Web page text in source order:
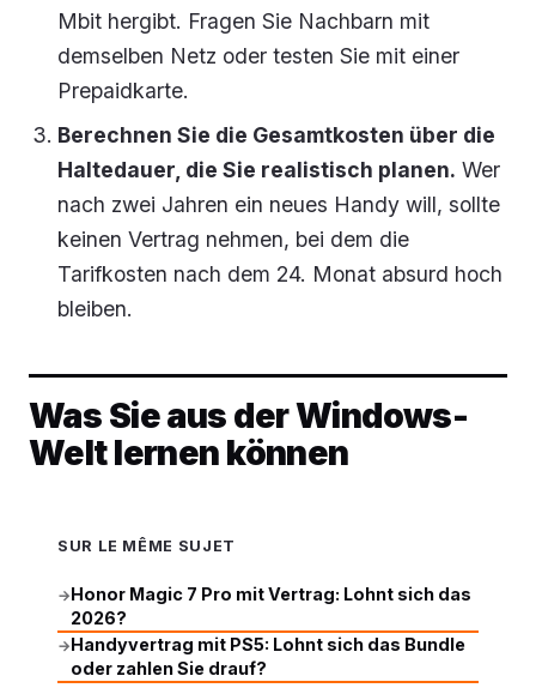
Mbit hergibt. Fragen Sie Nachbarn mit
demselben Netz oder testen Sie mit einer
Prepaidkarte.
Berechnen Sie die Gesamtkosten über die
Haltedauer, die Sie realistisch planen. Wer
nach zwei Jahren ein neues Handy will, sollte
keinen Vertrag nehmen, bei dem die
Tarifkosten nach dem 24. Monat absurd hoch
bleiben.
Was Sie aus der Windows-
Welt lernen können
SUR LE MÊME SUJET
→Honor Magic 7 Pro mit Vertrag: Lohnt sich das
2026?
→Handyvertrag mit PS5: Lohnt sich das Bundle
oder zahlen Sie drauf?